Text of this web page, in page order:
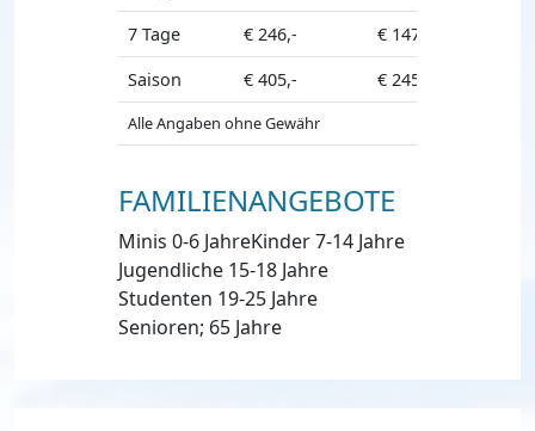
7 Tage
€ 246,- € 147,50
Saison
€ 405,- € 245,-
Alle Angaben ohne Gewähr
FAMILIENANGEBOTE
Minis 0-6 JahreKinder 7-14 Jahre
Jugendliche 15-18 Jahre
Studenten 19-25 Jahre
Senioren; 65 Jahre